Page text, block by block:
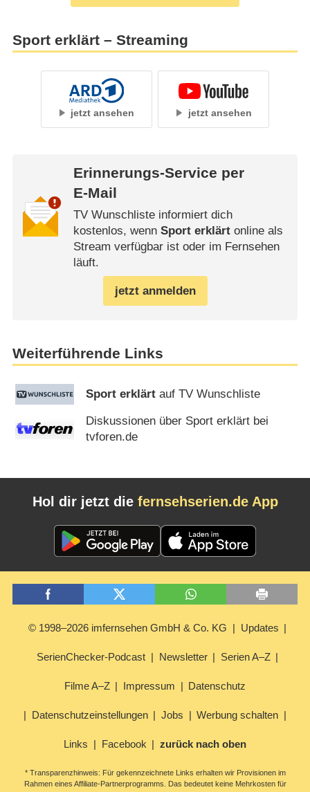
Sport erklärt – Streaming
jetzt ansehen jetzt ansehen
Erinnerungs-Service per
E-Mail
TV Wunschliste informiert dich
kostenlos, wenn Sport erklärtonline als
Stream verfügbar ist oder im Fernsehen
läuft.
jetzt anmelden
Weiterführende Links
Sport erklärt auf TV Wunschliste
Diskussionen über Sport erklärt bei
tvforen.de
Hol dir jetzt die fernsehserien.de App
© 1998–2026 imfernsehen GmbH & Co. KG Updates
SerienChecker-Podcast Newsletter Serien A–Z
Filme A–Z Impressum Datenschutz
Datenschutzeinstellungen Jobs Werbung schalten
Links Facebook zurück nach oben
* Transparenzhinweis: Für gekennzeichnete Links erhalten wir Provisionen im
Rahmen eines Affiliate-Partnerprogramms. Das bedeutet keine Mehrkosten für